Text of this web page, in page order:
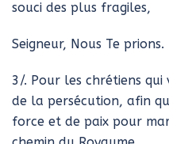
souci des plus fragiles,
Seigneur, Nous Te prions.
3/. Pour les chrétiens qui
de la persécution, afin
force et de paix pour